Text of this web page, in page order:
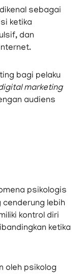
sebagai
ketika
dan
bagi pelaku
marketing
audiens
psikologis
lebih
kontrol diri
ketika
oleh psikolog